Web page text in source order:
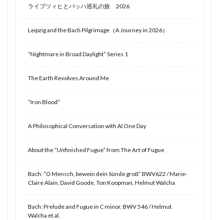
ライプツィヒとバッハ巡礼の旅 2026
Leipzig and the Bach Pilgrimage（A Journey in 2026）
“Nightmare in Broad Daylight” Series 1
The Earth Revolves Around Me
“Iron Blood”
A Philosophical Conversation with AI One Day
About the “Unfinished Fugue” from The Art of Fugue
Bach: “O Mensch, bewein dein Sünde groß” BWV622 / Marie-
Claire Alain, David Goode, Ton Koopman, Helmut Walcha
Bach: Prelude and Fugue in C minor, BWV 546 / Helmut
Walcha et al.